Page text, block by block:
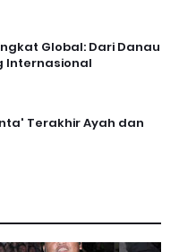
Global: Dari Danau
Internasional
Terakhir Ayah dan